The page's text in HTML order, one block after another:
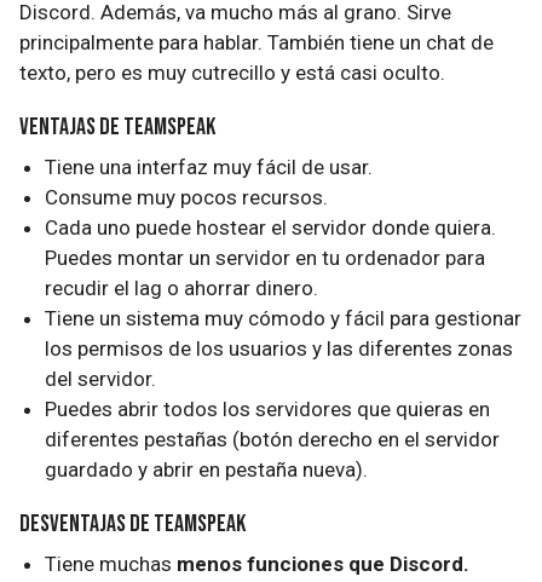
Discord. Además, va mucho más al grano. Sirve
principalmente para hablar. También tiene un chat de
texto, pero es muy cutrecillo y está casi oculto.
Ventajas de TeamSpeak
Tiene una interfaz muy fácil de usar.
Consume muy pocos recursos.
Cada uno puede hostear el servidor donde quiera.
Puedes montar un servidor en tu ordenador para
recudir el lag o ahorrar dinero.
Tiene un sistema muy cómodo y fácil para gestionar
los permisos de los usuarios y las diferentes zonas
del servidor.
Puedes abrir todos los servidores que quieras en
diferentes pestañas (botón derecho en el servidor
guardado y abrir en pestaña nueva).
Desventajas de TeamSpeak
Tiene muchas menos funciones que Discord.